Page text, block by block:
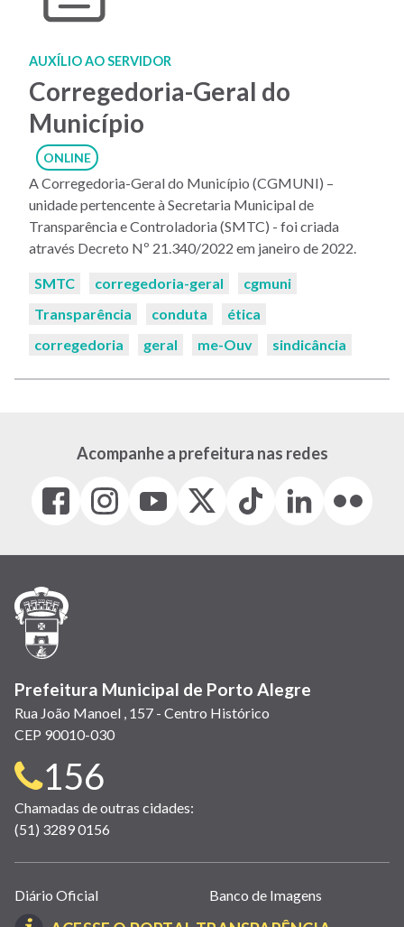
AUXÍLIO AO SERVIDOR
Corregedoria-Geral do
Município
ONLINE
A Corregedoria-Geral do Município (CGMUNI) –
unidade pertencente à Secretaria Municipal de
Transparência e Controladoria (SMTC) - foi criada
através Decreto Nº 21.340/2022 em janeiro de 2022.
Palavras-
SMTC corregedoria-geral
cgmuni
Transparência
conduta
ética
corregedoria
geral me-Ouv sindicância
Acompanhe a prefeitura nas redes
Facebook
(link
em
janela)
Instagram
(link
em
(link
em
(Antigo
(link
Tiktok
(link
em
LinkedIn
(link
em
(link
em
Prefeitura Municipal de Porto Alegre
Rua João Manoel , 157 - Centro Histórico
CEP 90010-030
Telefone
para
contato:
156
Chamadas de outras cidades:
(51) 3289 0156
Links
úteis
Diário Oficial Banco de Imagens